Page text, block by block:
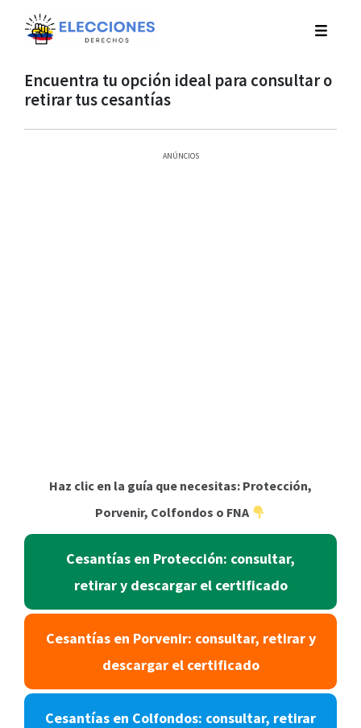
Encuentra tu opción ideal para consultar o
retirar tus cesantías
ANÚNCIOS
Haz clic en la guía que necesitas: Protección,
Porvenir, Colfondos o FNA
Cesantías en Protección: consultar,
retirar y descargar el certificado
Cesantías en Porvenir: consultar, retirar y
descargar el certificado
Cesantías en Colfondos: consultar, retirar